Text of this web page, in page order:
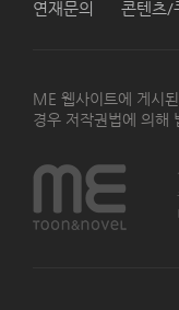
연재문의 콘텐츠/
ME 웹사이트에 게시
경우 저작권법에 의해